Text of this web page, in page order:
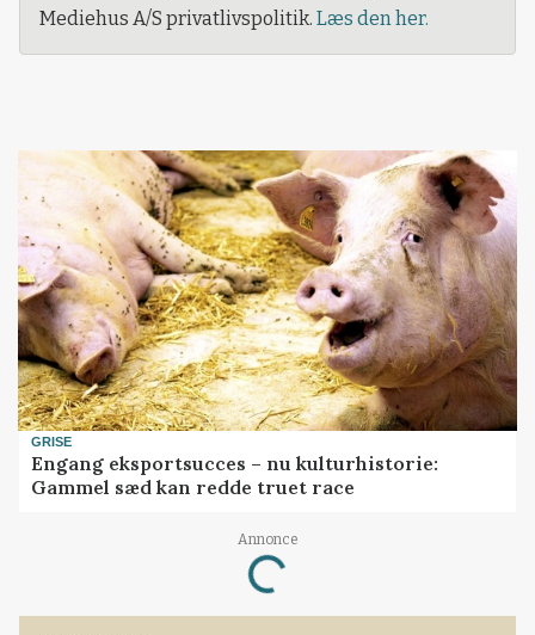
Mediehus A/S privatlivspolitik. Læs den her.
GRISE
Engang eksportsucces – nu kulturhistorie:
Gammel sæd kan redde truet race
Annonce
Loading...